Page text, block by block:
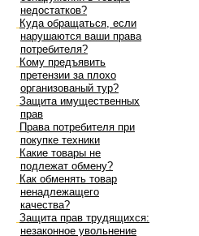
недостатков?
Куда обращаться, если
нарушаются ваши права
потребителя?
Кому предъявить
претензии за плохо
организованый тур?
Защита имущественных
прав
Права потребителя при
покупке техники
Какие товары не
подлежат обмену?
Как обменять товар
ненадлежащего
качества?
Защита прав трудящихся:
незаконное увольнение